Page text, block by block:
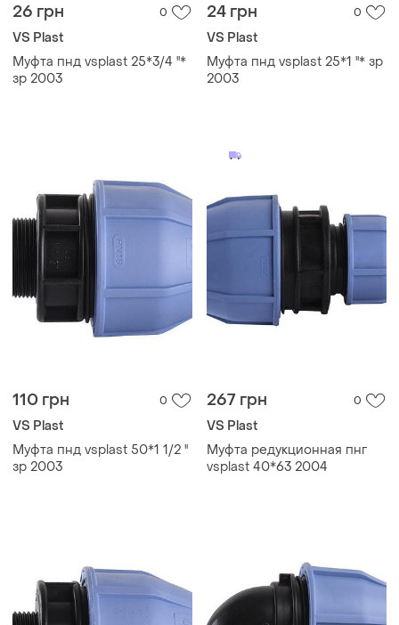
26 грн 0
VS Plast
Муфта пнд vsplast 25*3/4 ''*
зр 2003
24 грн 0
VS Plast
Муфта пнд vsplast 25*1 ''* зр
2003
110 грн 0
VS Plast
Муфта пнд vsplast 50*1 1/2 ''
зр 2003
267 грн 0
VS Plast
Муфта редукционная пнг
vsplast 40*63 2004